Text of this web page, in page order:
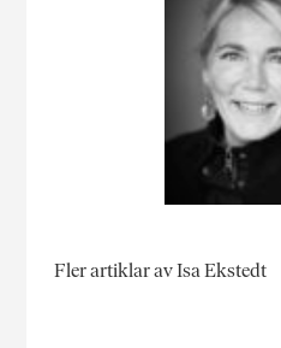
Fler artiklar av Isa Ekstedt